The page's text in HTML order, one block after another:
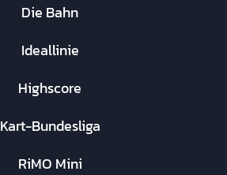
Die Bahn
Ideallinie
Highscore
Kart-Bundesliga
RiMO Mini